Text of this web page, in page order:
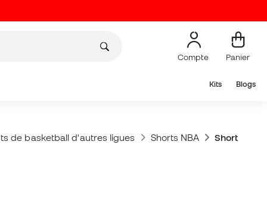
Compte Panier
Kits Blogs
de basketball d'autres ligues Shorts NBA Shorts des